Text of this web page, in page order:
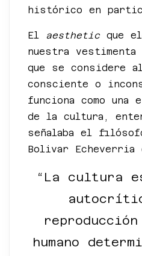
histórico en
El aesthetic que
nuestra
que se considere
consciente o
funciona como una
de la cultura,
señalaba el
Bolivar Echeverria
“La cultura
humano